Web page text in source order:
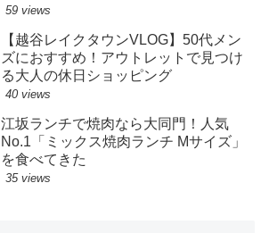
59 views
【越谷レイクタウンVLOG】50代メン
ズにおすすめ！アウトレットで見つけ
る大人の休日ショッピング
40 views
江坂ランチで焼肉なら大同門！人気
No.1「ミックス焼肉ランチ Mサイズ」
を食べてきた
35 views